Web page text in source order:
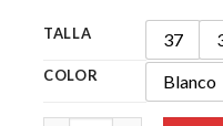
era:
TALLA 37
COLOR Blanco